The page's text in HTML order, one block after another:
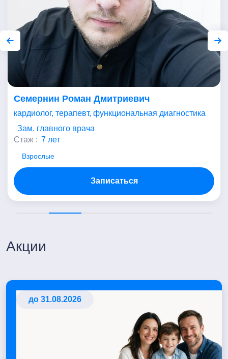
Семернин Роман Дмитриевич
кардиолог, терапевт, функциональная диагностика
Зам. главного врача
Стаж : 7 лет
Взрослые
Записаться
Акции
до 31.08.2026